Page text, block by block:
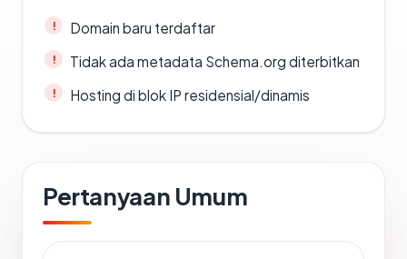
Domain baru terdaftar
Tidak ada metadata Schema.org diterbitkan
Hosting di blok IP residensial/dinamis
Pertanyaan Umum